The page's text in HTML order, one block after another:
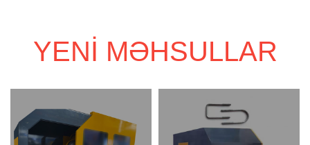
YENI MƏHSULLAR